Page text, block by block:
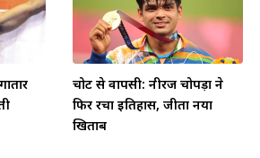
चोट से वापसी: नीरज चोपड़ा ने
फिर रचा इतिहास, जीता नया
खिताब